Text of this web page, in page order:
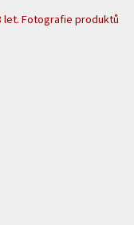
let. Fotografie produktů